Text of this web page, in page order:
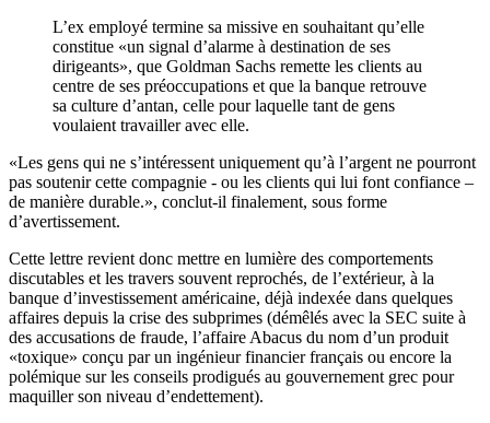
L’ex employé termine sa missive en souhaitant qu’elle
constitue «un signal d’alarme à destination de ses
dirigeants», que Goldman Sachs remette les clients au
centre de ses préoccupations et que la banque retrouve
sa culture d’antan, celle pour laquelle tant de gens
voulaient travailler avec elle.
«Les gens qui ne s’intéressent uniquement qu’à l’argent ne pourront
pas soutenir cette compagnie - ou les clients qui lui font confiance –
de manière durable.», conclut-il finalement, sous forme
d’avertissement.
Cette lettre revient donc mettre en lumière des comportements
discutables et les travers souvent reprochés, de l’extérieur, à la
banque d’investissement américaine, déjà indexée dans quelques
affaires depuis la crise des subprimes (démêlés avec la SEC suite à
des accusations de fraude, l’affaire Abacus du nom d’un produit
«toxique» conçu par un ingénieur financier français ou encore la
polémique sur les conseils prodigués au gouvernement grec pour
maquiller son niveau d’endettement).